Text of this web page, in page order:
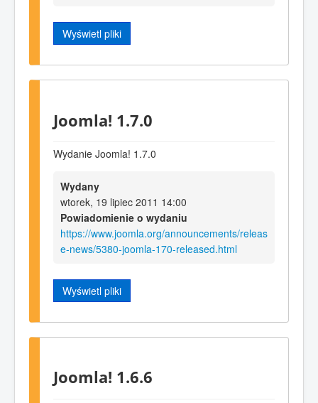
Wyświetl pliki
Joomla! 1.7.0
Wydanie Joomla! 1.7.0
Wydany
wtorek, 19 lipiec 2011 14:00
Powiadomienie o wydaniu
https://www.joomla.org/announcements/releas
e-news/5380-joomla-170-released.html
Wyświetl pliki
Joomla! 1.6.6